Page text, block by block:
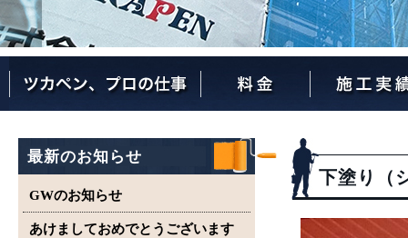
最新のお知らせ
GWのお知らせ
あけましておめでとうございます
下塗り（